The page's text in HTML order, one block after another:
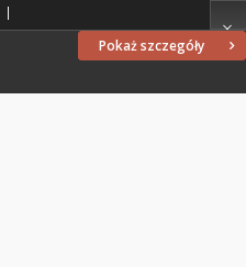
Pokaż szczegóły